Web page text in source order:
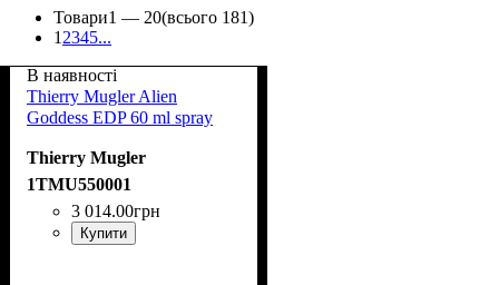
Товари1 — 20(всього 181)
1 2345...
В наявності
Thierry Mugler Alien
Goddess EDP 60 ml spray
Thierry Mugler
1TMU550001
3 014.00грн
Купити